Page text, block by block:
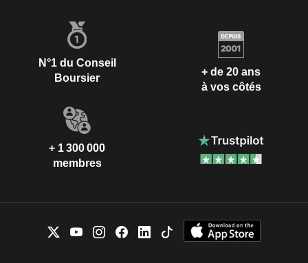
N°1 du Conseil
Boursier
+ de 20 ans
à vos côtés
+ 1 300 000
membres